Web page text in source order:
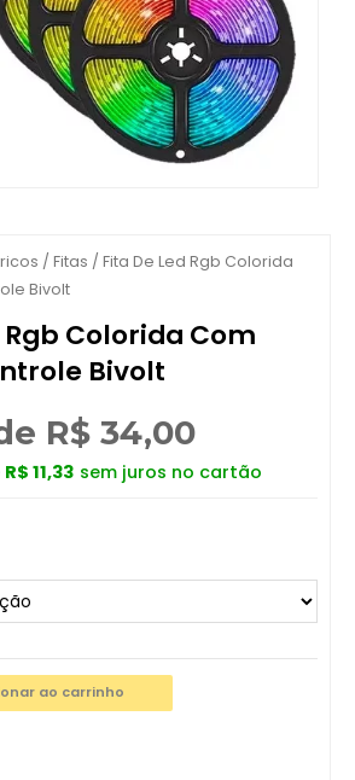
/ Fitas / Fita De Led Rgb Colorida
Bivolt
Rgb Colorida Com
Bivolt
R$ 34,00
R$ 11,33 sem juros no cartão
ao carrinho